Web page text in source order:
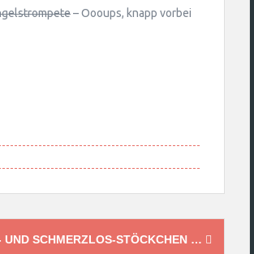
– Oooups, knapp vorbei
UND SCHMERZLOS-STÖCKCHEN …